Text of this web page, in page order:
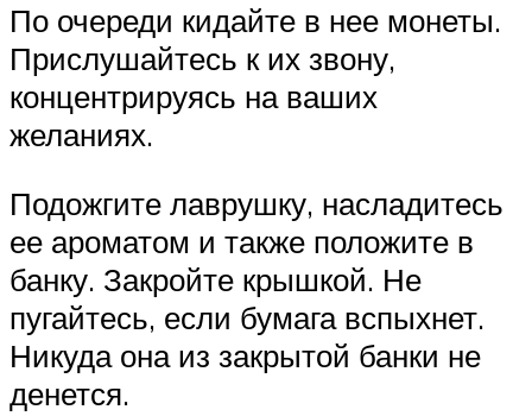
По очереди кидайте в нее монеты.
Прислушайтесь к их звону,
концентрируясь на ваших
желаниях.
Подожгите лаврушку, насладитесь
ее ароматом и также положите в
банку. Закройте крышкой. Не
пугайтесь, если бумага вспыхнет.
Никуда она из закрытой банки не
денется.